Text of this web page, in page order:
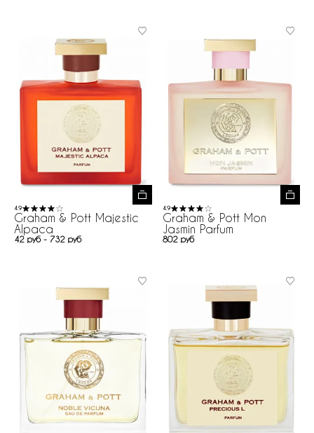
4.9
Graham & Pott Majestic
Alpaca
42 руб - 732 руб
4.9
Graham & Pott Mon
Jasmin Parfum
802 руб